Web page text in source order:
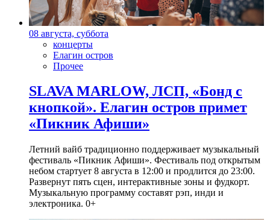
08 августа, суббота
концерты
Елагин остров
Прочее
SLAVA MARLOW, ЛСП, «Бонд с
кнопкой». Елагин остров примет
«Пикник Афиши»
Летний вайб традиционно поддерживает музыкальный
фестиваль «Пикник Афиши». Фестиваль под открытым
небом стартует 8 августа в 12:00 и продлится до 23:00.
Развернут пять сцен, интерактивные зоны и фудкорт.
Музыкальную программу составят рэп, инди и
электроника. 0+